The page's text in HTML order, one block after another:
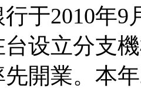
于2010年
设立分支
先開業。本